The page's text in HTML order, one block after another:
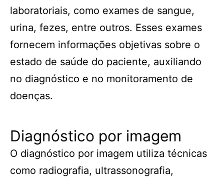
laboratoriais, como exames de sangue,
urina, fezes, entre outros. Esses exames
fornecem informações objetivas sobre o
estado de saúde do paciente, auxiliando
no diagnóstico e no monitoramento de
doenças.
Diagnóstico por imagem
O diagnóstico por imagem utiliza técnicas
como radiografia, ultrassonografia,